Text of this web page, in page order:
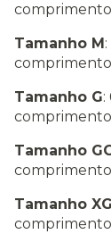
comprimento
Tamanho M
comprimento
Tamanho G:
comprimento
Tamanho
comprimento
Tamanho XG
comprimento